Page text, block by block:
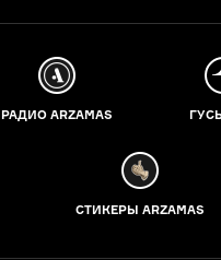
РАДИО ARZAMAS
СТИКЕРЫ ARZAMAS